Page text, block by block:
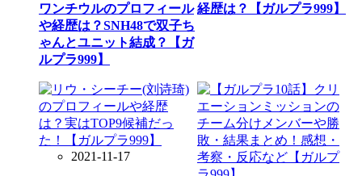
ワンチウルのプロフィール
や経歴は？SNH48で双子ち
ゃんとユニット結成？【ガ
ルプラ999】
経歴は？【ガルプラ999】
2021-11-17